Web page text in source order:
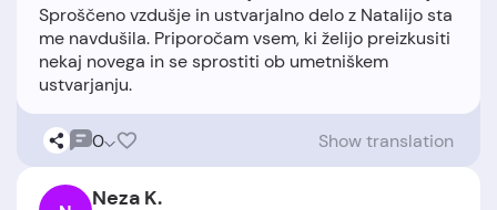
Sproščeno vzdušje in ustvarjalno delo z Natalijo sta
me navdušila. Priporočam vsem, ki želijo preizkusiti
nekaj novega in se sprostiti ob umetniškem
0 Show translation
Neza K.